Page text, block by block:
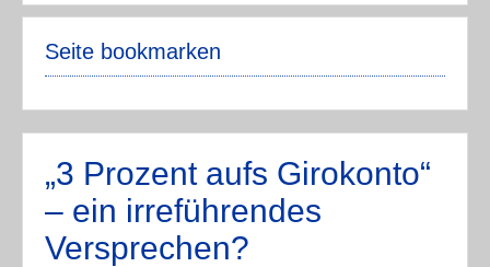
Seite bookmarken
„3 Prozent aufs Girokonto“
– ein irreführendes
Versprechen?